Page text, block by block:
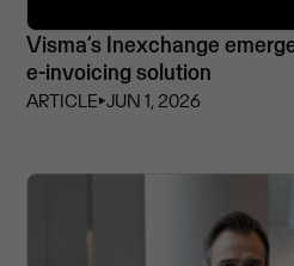
Visma’s Inexchange
e-invoicing solution
ARTICLE⏵JUN 1, 2026